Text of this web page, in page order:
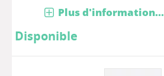
Plus d'information...
Disponible